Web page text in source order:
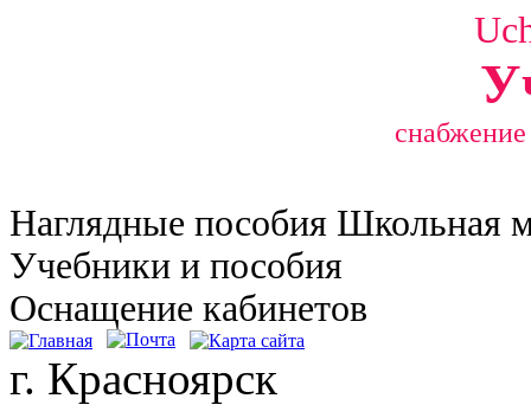
Наглядные пособия Школьная
Учебники и пособия
Оснащение кабинетов
г. Красноярск